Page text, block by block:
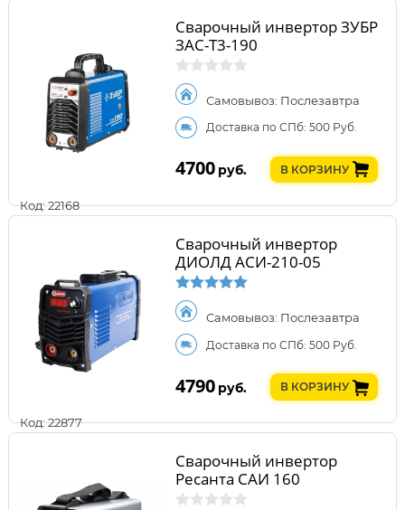
Код: 22168
Сварочный инвертор ЗУБР
ЗАС-Т3-190
Самовывоз: Послезавтра
Доставка по СПб: 500 Руб.
4700 руб. В КОРЗИНУ
Код: 22877
Сварочный инвертор
ДИОЛД АСИ-210-05
Самовывоз: Послезавтра
Доставка по СПб: 500 Руб.
4790 руб. В КОРЗИНУ
Сварочный инвертор
Ресанта САИ 160